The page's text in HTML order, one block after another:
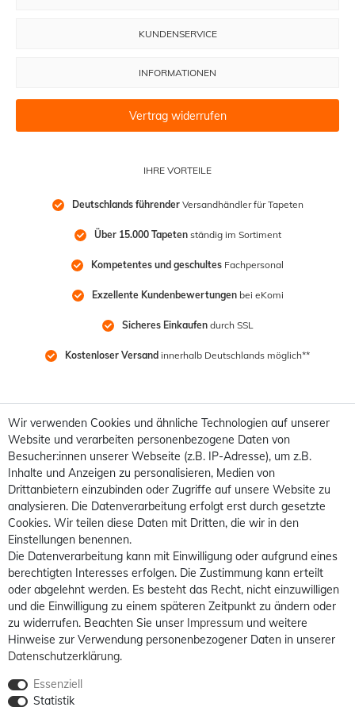
IHRE VORTEILE
Deutschlands führender Versandhändler für Tapeten
Über 15.000 Tapeten ständig im Sortiment
Kompetentes und geschultes Fachpersonal
Exzellente Kundenbewertungen bei eKomi
Sicheres Einkaufen durch SSL
Kostenloser Versand innerhalb Deutschlands möglich**
KUNDENSERVICE
INFORMATIONEN
Vertrag widerrufen
Wir verwenden Cookies und ähnliche Technologien auf unserer
Website und verarbeiten personenbezogene Daten von
Besucher:innen unserer Webseite (z.B. IP-Adresse), um z.B.
Inhalte und Anzeigen zu personalisieren, Medien von
Drittanbietern einzubinden oder Zugriffe auf unsere Website zu
analysieren. Die Datenverarbeitung erfolgt erst durch gesetzte
Cookies. Wir teilen diese Daten mit Dritten, die wir in den
Einstellungen benennen.
Die Datenverarbeitung kann mit Einwilligung oder aufgrund eines
berechtigten Interesses erfolgen. Die Zustimmung kann erteilt
oder abgelehnt werden. Es besteht das Recht, nicht einzuwilligen
und die Einwilligung zu einem späteren Zeitpunkt zu ändern oder
zu widerrufen. Beachten Sie unser Impressum und weitere
Hinweise zur Verwendung personenbezogener Daten in unserer
Daten­schutz­erklärung.
Essenziell
Statistik